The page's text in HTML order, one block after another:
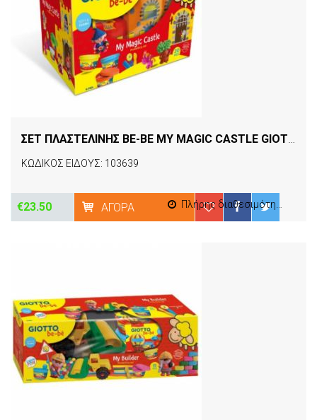
ΚΩΔΙΚΟΣ ΕΙΔΟΥΣ: 103639
€23.50 ΑΓΟΡΆ Πλήρης διαθεσιμότητα